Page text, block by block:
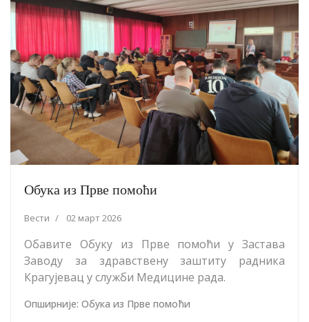
Обука из Прве помоћи
Вести 02 март 2026
Обавите Обуку из Прве помоћи у Застава
Заводу за здравствену заштиту радника
Крагујевац у служби Медицине рада.
Опширније: Обука из Прве помоћи